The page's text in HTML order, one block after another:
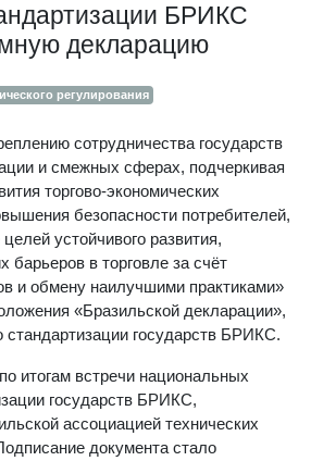
БРИКС
декларацию
регулирования
сотрудничества государств
и смежных сферах, подчеркивая
торгово-экономических
безопасности потребителей,
устойчивого развития,
барьеров в торговле за счёт
и обмену наилучшими практиками»
«Бразильской декларации»,
стандартизации государств БРИКС.
итогам встречи национальных
государств БРИКС,
ассоциацией технических
документа стало